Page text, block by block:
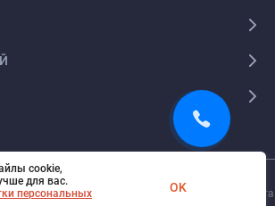
Digi-Web.ru — создание и поддержка сайта
cookie,
для вас.
персональных
OK